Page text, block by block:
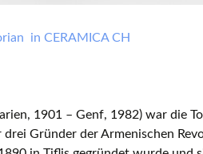
in CERAMICA CH
1901 – Genf, 1982) war die
Gründer der Armenischen